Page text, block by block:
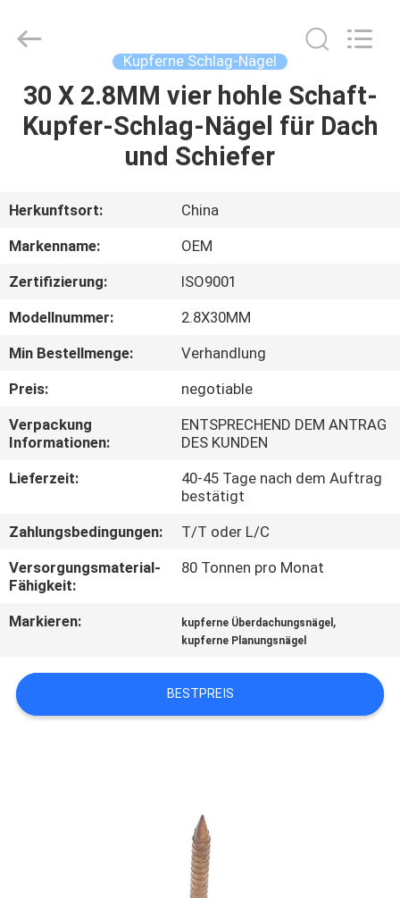
HAUS
PRODUKTE
ÜBER
UNS
FABRIK-
AUSFLUG
QUALITÄTSKONTROLLE
TRETEN
SIE
UNS
IN
VERBINDUNG
SIE EIN
ZITAT
License.
Kupferne Schlag-Nägel
30 X 2.8MM vier hohle Schaft-
Kupfer-Schlag-Nägel für Dach
und Schiefer
Herkunftsort:
China
Markenname:
OEM
Zertifizierung:
ISO9001
Modellnummer:
2.8X30MM
Min Bestellmenge:
Verhandlung
Preis:
negotiable
Verpackung
Informationen:
ENTSPRECHEND DEM ANTRAG
DES KUNDEN
Lieferzeit:
40-45 Tage nach dem Auftrag
bestätigt
Zahlungsbedingungen:
T/T oder L/C
Versorgungsmaterial-
Fähigkeit:
80 Tonnen pro Monat
Markieren: kupferne Überdachungsnägel ,
kupferne Planungsnägel
BESTPREIS